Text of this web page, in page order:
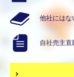
他社にはな
自社売主直